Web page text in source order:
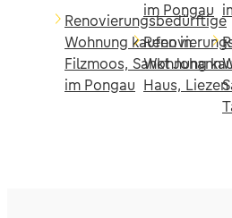
Renovierungsbedürftige
Wohnung kaufen in
Filzmoos, Sankt Johann
im Pongau
im Pongau
Wohnung
Haus, Liezen